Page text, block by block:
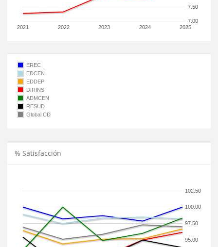
2021 2022 2023 2024 2025
7.00
7.50
EREC
EDCEN
EDDEP
DIRINS
ADMCEN
RESUD
Global CD
% Satisfacción
95.00
97.50
100.00
102.50